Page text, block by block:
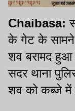
Chaibasa:
के गेट के सामने
शव बरामद हुआ
सदर थाना
शव को कब्जे में